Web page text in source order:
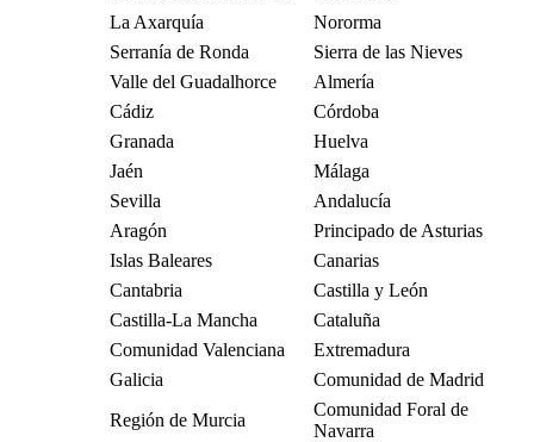
La Axarquía
Nororma
Serranía de Ronda
Sierra de las Nieves
Valle del Guadalhorce
Almería
Cádiz
Córdoba
Granada
Huelva
Jaén
Málaga
Sevilla
Andalucía
Aragón
Principado de Asturias
Islas Baleares
Canarias
Cantabria
Castilla y León
Castilla-La Mancha
Cataluña
Comunidad Valenciana
Extremadura
Galicia
Comunidad de Madrid
Región de Murcia
Comunidad Foral de
Navarra